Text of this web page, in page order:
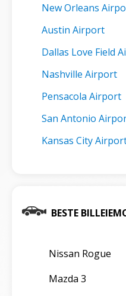
New Orleans
Austin Airport
Dallas Love Field
Nashville Airport
Pensacola Airport
San Antonio
Kansas City
BESTE
Nissan Rogue
Mazda 3